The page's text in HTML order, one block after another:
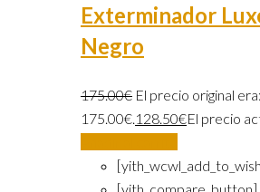
Exterminador
Negro
175.00€ El precio original era:
175.00€.128.50€El precio